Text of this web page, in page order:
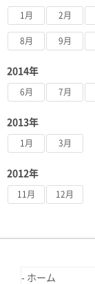
1月 2月
8月 9月
2014年
6月 7月
2013年
1月 3月
2012年
11月 12月
ホーム